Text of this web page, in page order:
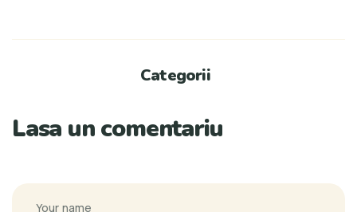
Categorii
Lasa un comentariu